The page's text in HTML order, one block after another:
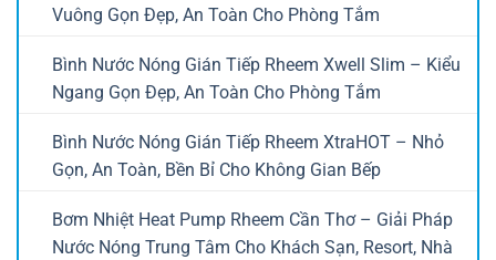
Vuông Gọn Đẹp, An Toàn Cho Phòng Tắm
Bình Nước Nóng Gián Tiếp Rheem Xwell Slim – Kiểu
Ngang Gọn Đẹp, An Toàn Cho Phòng Tắm
Bình Nước Nóng Gián Tiếp Rheem XtraHOT – Nhỏ
Gọn, An Toàn, Bền Bỉ Cho Không Gian Bếp
Bơm Nhiệt Heat Pump Rheem Cần Thơ – Giải Pháp
Nước Nóng Trung Tâm Cho Khách Sạn, Resort, Nhà